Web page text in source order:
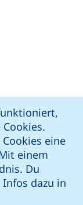
eine
einem
Du
dazu in
Fenster)
wenn Ihr
neues
öffnetLink,
(externer